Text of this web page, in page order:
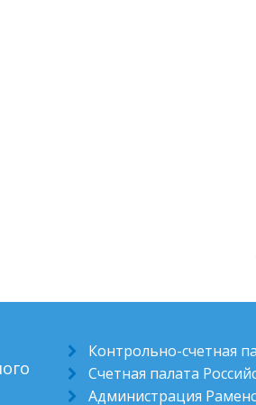
Контрольно-счетная
Счетная палата
Администрация